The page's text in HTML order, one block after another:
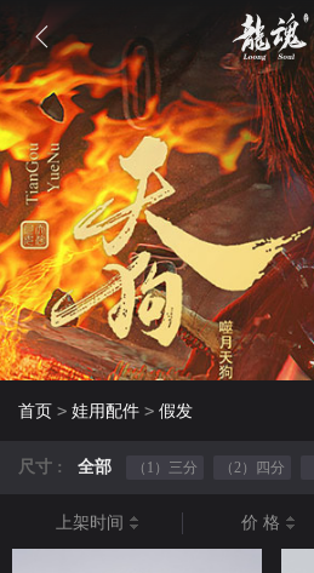
首页 > 娃用配件 > 假发
尺寸 : 全部 （1）三分 （2）四分
上架时间 价 格